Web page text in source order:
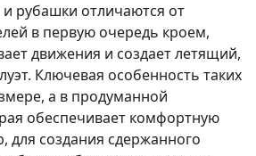
рубашки отличаются от
в первую очередь кроем,
движения и создает летящий,
Ключевая особенность таких
а в продуманной
обеспечивает комфортную
для создания сдержанного